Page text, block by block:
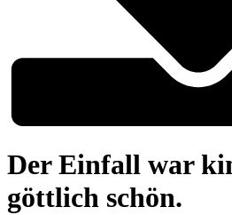
Der Einfall war
göttlich schön.